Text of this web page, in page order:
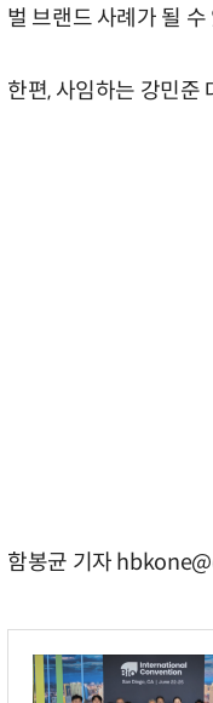
벌 브랜드 사례가 될
한편, 사임하는 강민준
함봉균 기자